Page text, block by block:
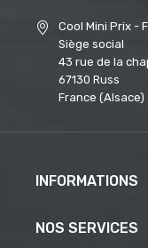
Cool Mini Prix -
Siège social
43 rue de la
67130 Russ
France (Alsace)
INFORMATIONS
NOS SERVICES